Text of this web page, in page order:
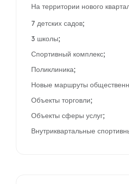
На территории нового
7 детских садов;
3 школы;
Спортивный комплекс;
Поликлиника;
Новые маршруты
Объекты торговли;
Объекты сферы услуг;
Внутриквартальные